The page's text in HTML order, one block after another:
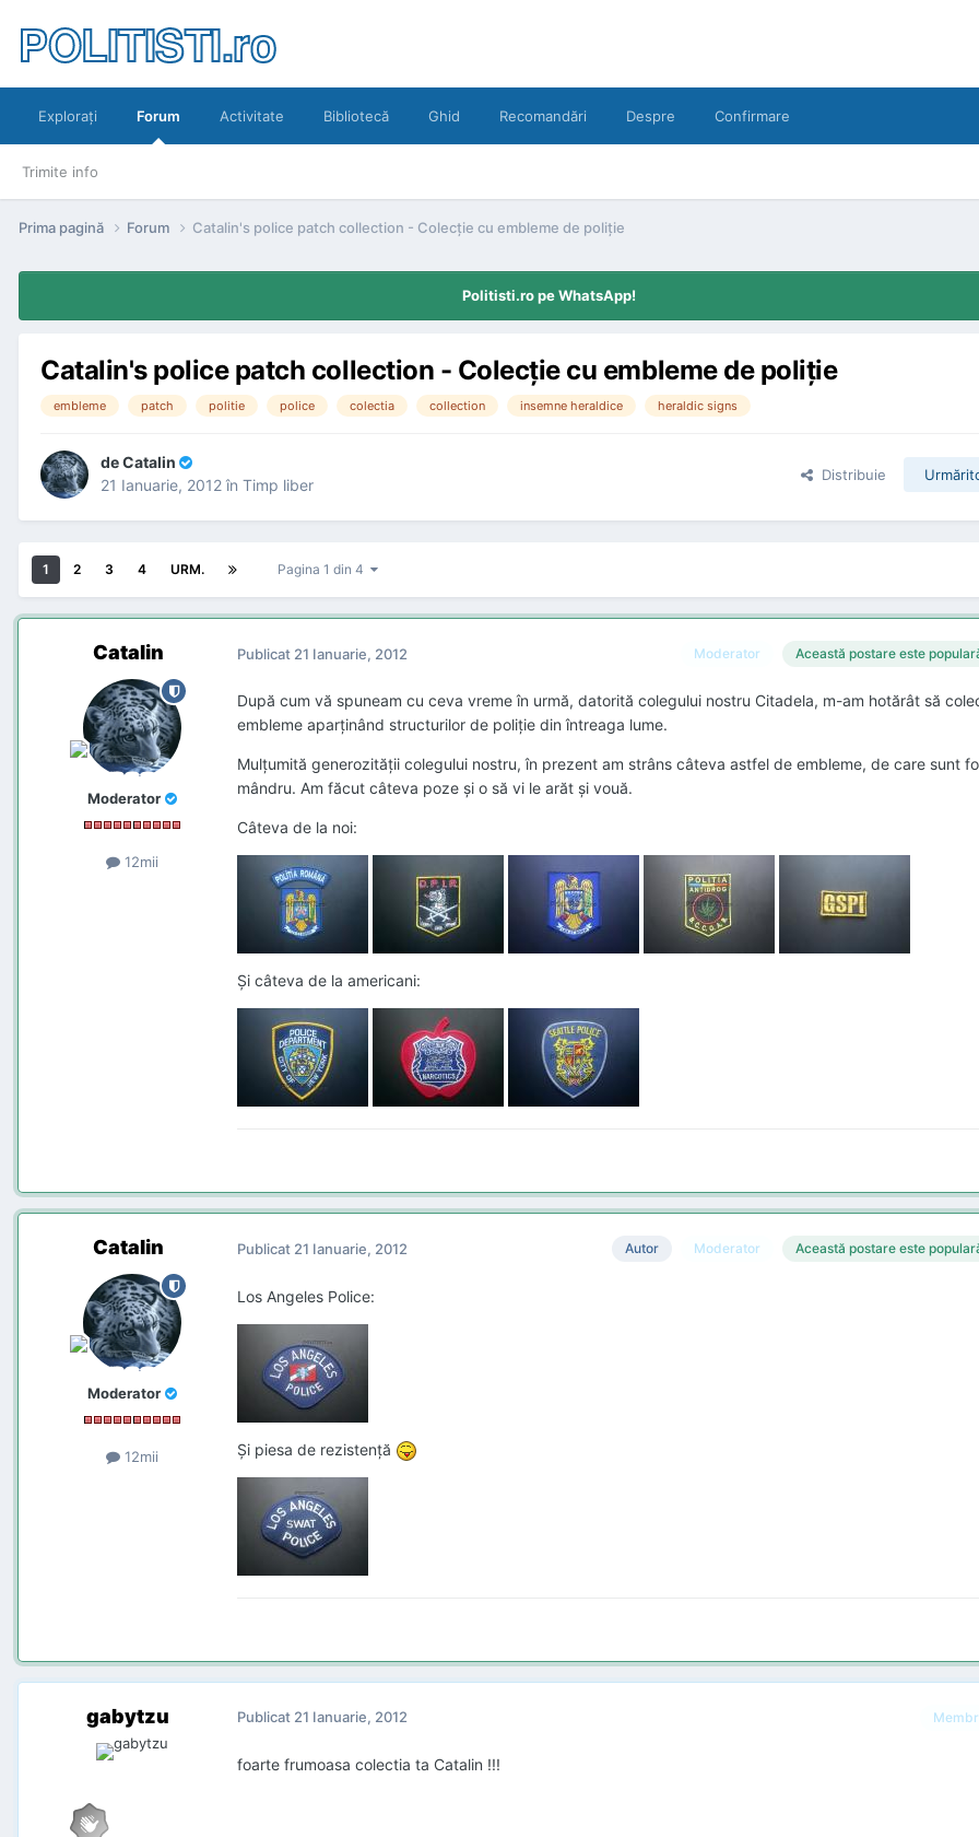
POLITISTI.ro
Exploraţi Forum
Trimite info
Activitate Bibliotecă Ghid Recomandări Despre Confirmare
Prima pagină Forum Catalin's police patch collection - Colecţie cu embleme de poliţie
Politisti.ro pe WhatsApp!
Catalin's police patch collection - Colecţie cu embleme de poliţie
embleme patch politie police colectia collection insemne heraldice heraldic signs
deCatalin
21 Ianuarie, 2012în Timp liber
Distribuie
1 2 3 4 URM. Pagina 1 din 4
Catalin
Moderator
12mii
Moderator Această postare este
Publicat 21 Ianuarie, 2012
După cum vă spuneam cu ceva vreme în urmă, datorită colegului nostru Citadela, m-am hotărât să
embleme aparţinând structurilor de poliţie din întreaga lume.
Mulţumită generozităţii colegului nostru, în prezent am strâns câteva astfel de embleme, de care sunt
mândru. Am făcut câteva poze şi o să vi le arăt şi vouă.
Câteva de la noi:
Şi câteva de la americani:
Catalin
Moderator
12mii
Autor Moderator Această postare este
Publicat 21 Ianuarie, 2012
Los Angeles Police:
Şi piesa de rezistenţă
gabytzu Publicat 21 Ianuarie, 2012
foarte frumoasa colectia ta Catalin !!!